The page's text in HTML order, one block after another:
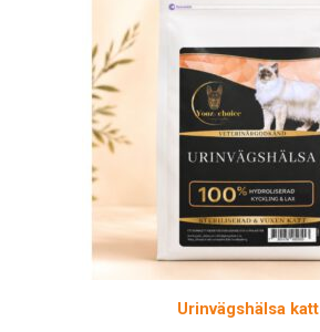
Urinvägshälsa katt